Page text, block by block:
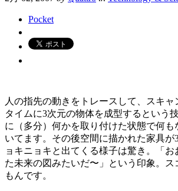
Pocket
人の指先の動きをトレースして、スキ
タイムに3次元の物体を成型するという
に（多分）何かを取り付けた状態で何も
いてます。その後空間に描かれた家具が
ョキニョキと出てくる様子は驚き。「お
た未来の図みたいだ〜」という印象。ス
もんです。